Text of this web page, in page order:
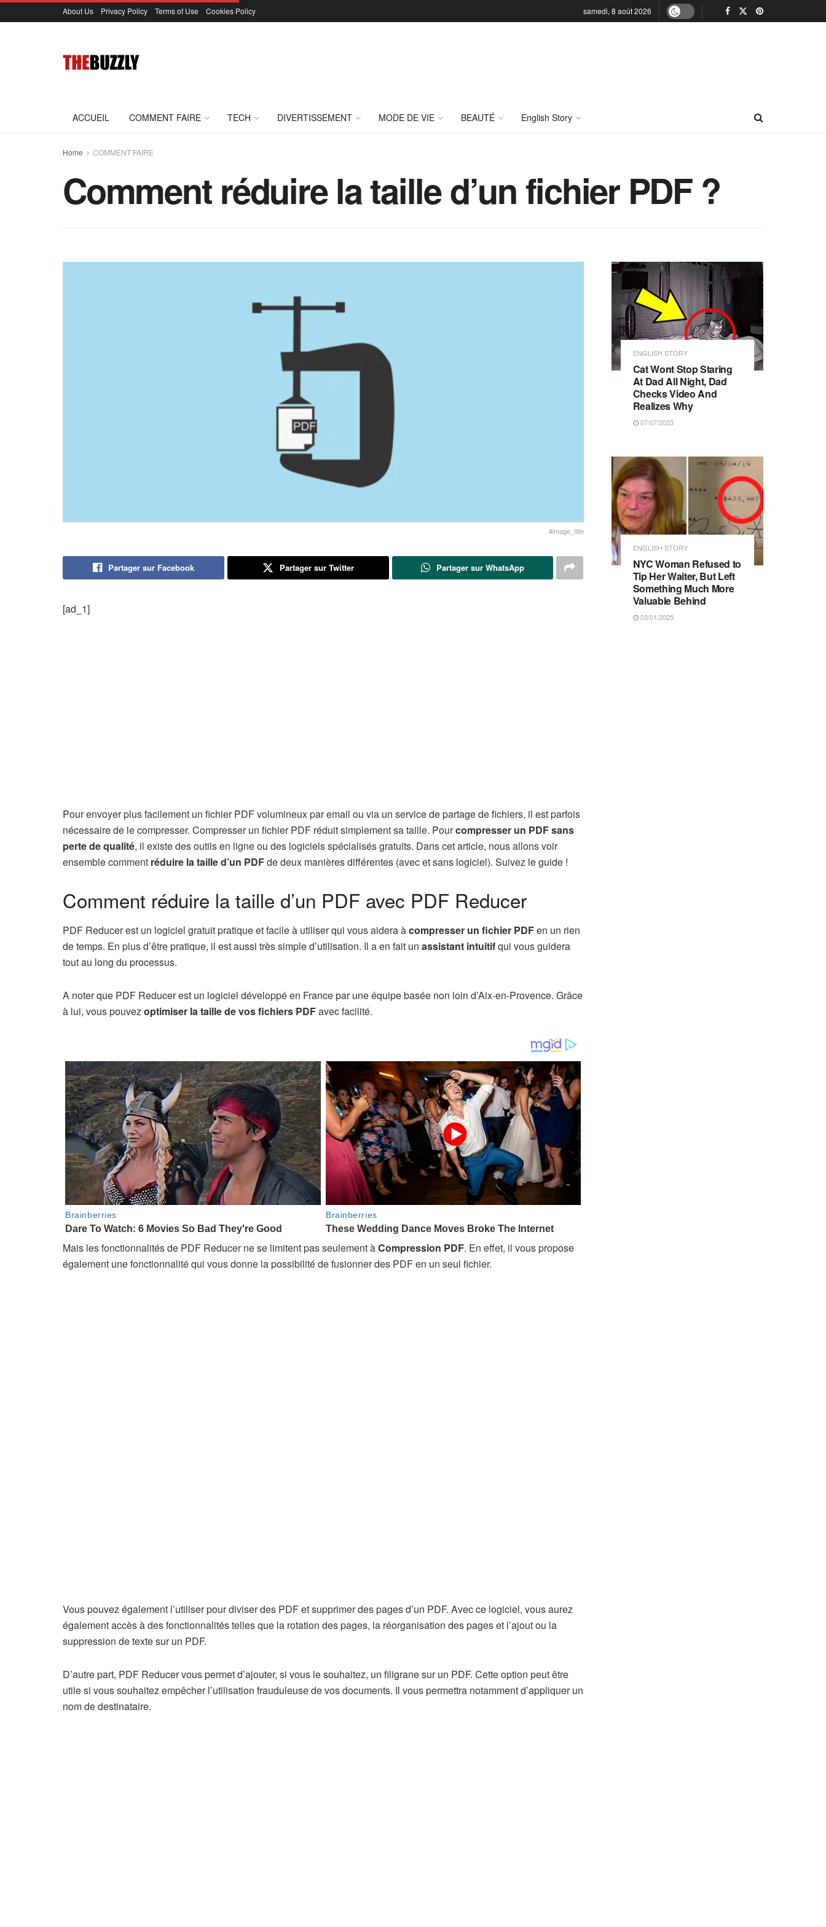
About Us Privacy Policy Terms of Use Cookies Policy samedi, 8 août 2026
ACCUEIL COMMENT FAIRE TECH DIVERTISSEMENT MODE DE VIE BEAUTÉ English Story
Home COMMENT FAIRE
Comment réduire la taille d’un fichier PDF ?
#image_title
Partager sur Facebook Partager sur Twitter Partager sur WhatsApp
[ad_1]
Pour envoyer plus facilement un fichier PDF volumineux par email ou via un service de partage de fichiers, il est parfois
nécessaire de le compresser. Compresser un fichier PDF réduit simplement sa taille. Pourcompresser un PDF sans
perte de qualité, il existe des outils en ligne ou des logiciels spécialisés gratuits. Dans cet article, nous allons voir
ensemble comment réduire la taille d’un PDFde deux manières différentes (avec et sans logiciel). Suivez le guide !
Comment réduire la taille d’un PDF avec PDF Reducer
PDF Reducer est un logiciel gratuit pratique et facile à utiliser qui vous aidera àcompresser un fichier PDFen un rien
de temps. En plus d’être pratique, il est aussi très simple d’utilisation. Il a en fait un assistant intuitifqui vous guidera
tout au long du processus.
A noter que PDF Reducer est un logiciel développé en France par une équipe basée non loin d’Aix-en-Provence. Grâce
à lui, vous pouvezoptimiser la taille de vos fichiers PDFavec facilité.
Mais les fonctionnalités de PDF Reducer ne se limitent pas seulement àCompression PDF. En effet, il vous propose
également une fonctionnalité qui vous donne la possibilité de fusionner des PDF en un seul fichier.
Vous pouvez également l’utiliser pour diviser des PDF et supprimer des pages d’un PDF. Avec ce logiciel, vous aurez
également accès à des fonctionnalités telles que la rotation des pages, la réorganisation des pages et l’ajout ou la
suppression de texte sur un PDF.
D’autre part, PDF Reducer vous permet d’ajouter, si vous le souhaitez, un filigrane sur un PDF. Cette option peut être
utile si vous souhaitez empêcher l’utilisation frauduleuse de vos documents. Il vous permettra notamment d’appliquer un
nom de destinataire.
ENGLISH STORY
Cat Wont Stop Staring
At Dad All Night, Dad
Checks Video And
Realizes Why
07/07/2023
ENGLISH STORY
NYC Woman Refused to
Tip Her Waiter, But Left
Something Much More
Valuable Behind
03/01/2025